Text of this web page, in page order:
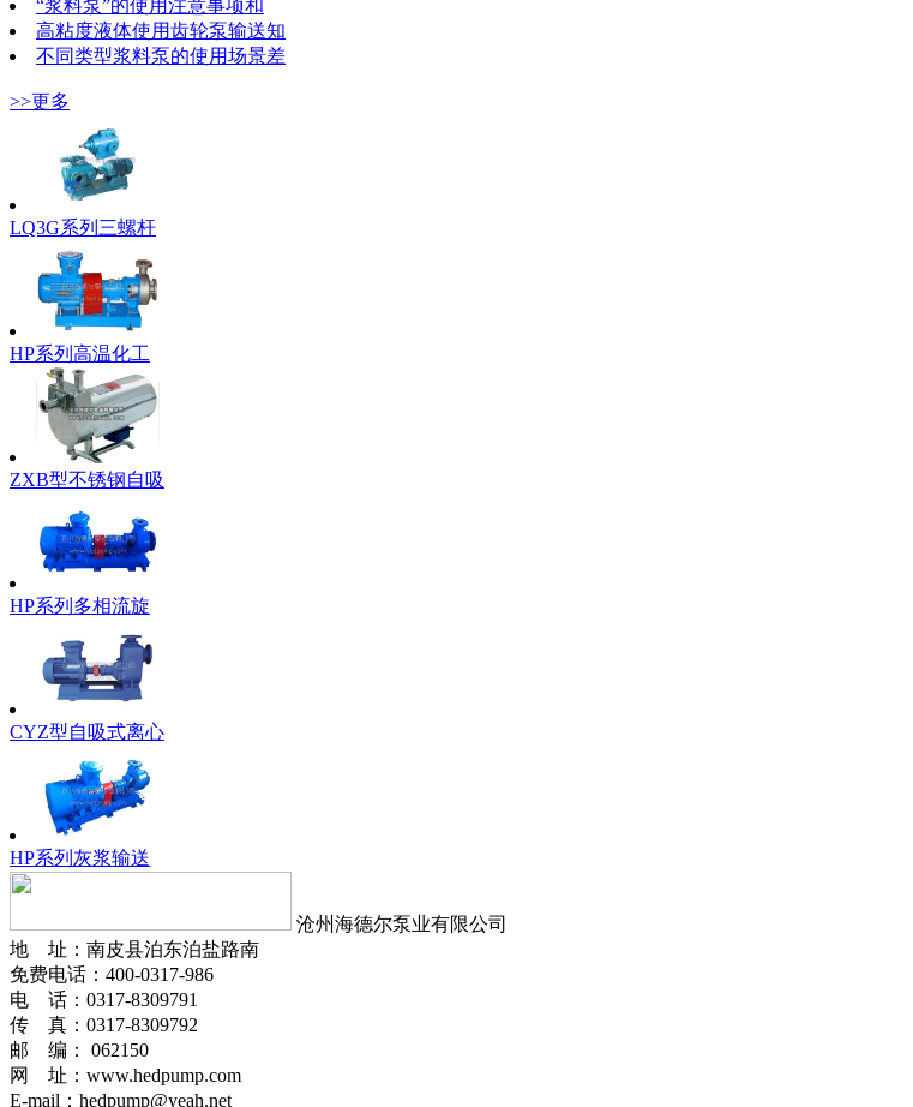
“浆料泵”的使用注意事项和
高粘度液体使用齿轮泵输送知
不同类型浆料泵的使用场景差
>>更多
LQ3G系列三螺杆
HP系列高温化工
ZXB型不锈钢自吸
HP系列多相流旋
CYZ型自吸式离心
HP系列灰浆输送
沧州海德尔泵业有限公司
地 址：南皮县泊东泊盐路南
免费电话：400-0317-986
电 话：0317-8309791
传 真：0317-8309792
邮 编： 062150
网 址：www.hedpump.com
E-mail：hedpump@yeah.net